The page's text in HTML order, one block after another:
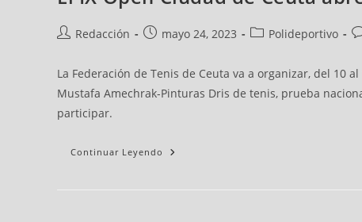
Redacción mayo 24, 2023 Polideportivo
La Federación de Tenis de Ceuta va a organizar, del 10
Mustafa Amechrak-Pinturas Dris de tenis, prueba
participar.
Continuar Leyendo